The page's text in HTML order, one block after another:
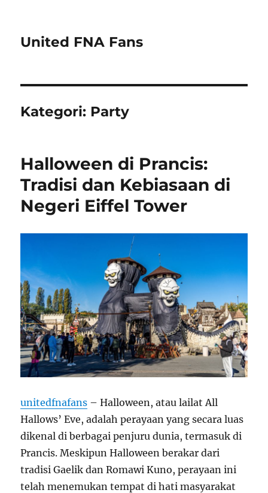
United FNA Fans
Kategori: Party
Halloween di Prancis:
Tradisi dan Kebiasaan di
Negeri Eiffel Tower
unitedfnafans – Halloween, atau lailat All
Hallows’ Eve, adalah perayaan yang secara luas
dikenal di berbagai penjuru dunia, termasuk di
Prancis. Meskipun Halloween berakar dari
tradisi Gaelik dan Romawi Kuno, perayaan ini
telah menemukan tempat di hati masyarakat